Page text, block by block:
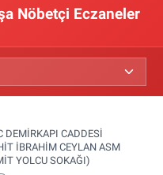
Nöbetçi Eczaneler
CADDESİ
İBRAHİM CEYLAN ASM
YOLCU SOKAĞI)